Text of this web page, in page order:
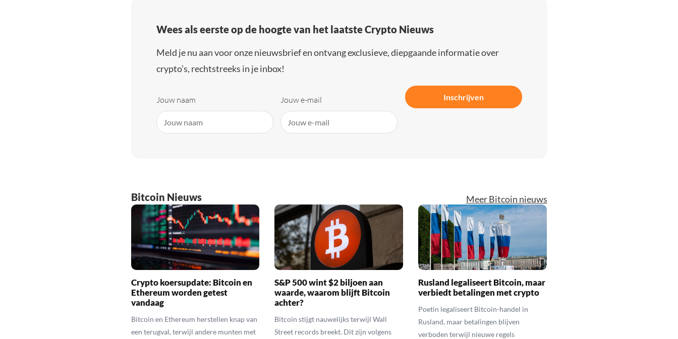
Wees als eerste op de hoogte van het laatste Crypto Nieuws
Meld je nu aan voor onze nieuwsbrief en ontvang exclusieve, diepgaande informatie over
crypto’s, rechtstreeks in je inbox!
Jouw naam Jouw e-mail Inschrijven
Bitcoin Nieuws Meer Bitcoin nieuws
Crypto koersupdate: Bitcoin en
Ethereum worden getest
vandaag
Bitcoin en Ethereum herstellen knap van
een terugval, terwijl andere munten met
S&P 500 wint $2 biljoen aan
waarde, waarom blijft Bitcoin
achter?
Bitcoin stijgt nauwelijks terwijl Wall
Street records breekt. Dit zijn volgens
Rusland legaliseert Bitcoin, maar
verbiedt betalingen met crypto
Poetin legaliseert Bitcoin-handel in
Rusland, maar betalingen blijven
verboden terwijl nieuwe regels